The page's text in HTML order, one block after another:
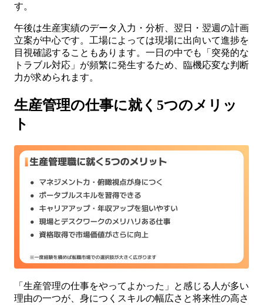
す。
午後は生産実績のデータ入力・分析、翌日・翌週の計画
立案が中心です。工場によっては現場に出向いて進捗を
目視確認することもあります。一日の中でも「突発的な
トラブル対応」が頻繁に発生するため、臨機応変な判断
力が求められます。
生産管理の仕事に就く5つのメリッ
ト
「生産管理の仕事をやってよかった」と感じる人が多い
理由の一つが、身につくスキルの幅広さと将来性の高さ